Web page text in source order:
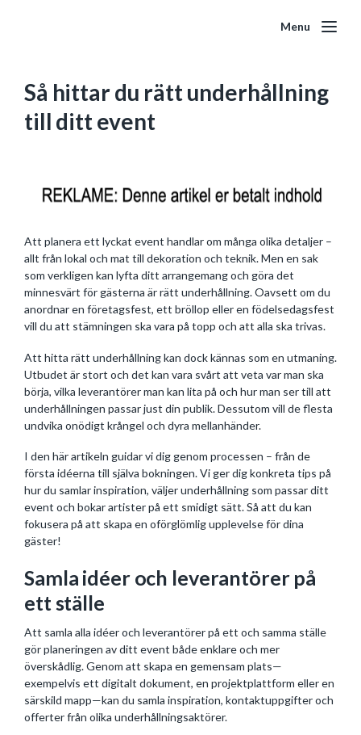
Menu
Så hittar du rätt underhållning
till ditt event
Att planera ett lyckat event handlar om många olika detaljer –
allt från lokal och mat till dekoration och teknik. Men en sak
som verkligen kan lyfta ditt arrangemang och göra det
minnesvärt för gästerna är rätt underhållning. Oavsett om du
anordnar en företagsfest, ett bröllop eller en födelsedagsfest
vill du att stämningen ska vara på topp och att alla ska trivas.
Att hitta rätt underhållning kan dock kännas som en utmaning.
Utbudet är stort och det kan vara svårt att veta var man ska
börja, vilka leverantörer man kan lita på och hur man ser till att
underhållningen passar just din publik. Dessutom vill de flesta
undvika onödigt krångel och dyra mellanhänder.
I den här artikeln guidar vi dig genom processen – från de
första idéerna till själva bokningen. Vi ger dig konkreta tips på
hur du samlar inspiration, väljer underhållning som passar ditt
event och bokar artister på ett smidigt sätt. Så att du kan
fokusera på att skapa en oförglömlig upplevelse för dina
gäster!
Samla idéer och leverantörer på
ett ställe
Att samla alla idéer och leverantörer på ett och samma ställe
gör planeringen av ditt event både enklare och mer
överskådlig. Genom att skapa en gemensam plats—
exempelvis ett digitalt dokument, en projektplattform eller en
särskild mapp—kan du samla inspiration, kontaktuppgifter och
offerter från olika underhållningsaktörer.